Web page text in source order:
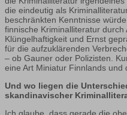
die eindeutig als
beschränkten Kenntnisse
finnische Kriminalliteratur durch
Klüngelhaftigkeit und Ernst
für die aufzuklärenden
– ob Gauner oder Polizisten.
eine Art Miniatur Finnlands und
Und wo liegen die
skandinavischer